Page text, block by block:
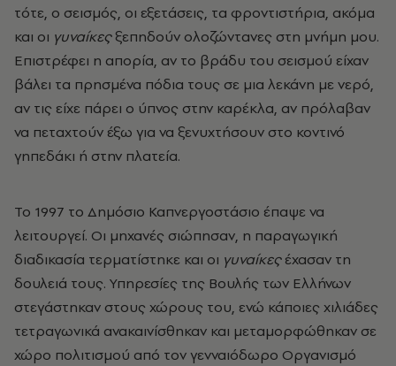
τότε, ο σεισμός, οι εξετάσεις, τα φροντιστήρια, ακόμα
και οι γυναίκεςξεπηδούν ολοζώντανες στη μνήμη μου.
Επιστρέφει η απορία, αν το βράδυ του σεισμού είχαν
βάλει τα πρησμένα πόδια τους σε μια λεκάνη με νερό,
αν τις είχε πάρει ο ύπνος στην καρέκλα, αν πρόλαβαν
να πεταχτούν έξω για να ξενυχτήσουν στο κοντινό
γηπεδάκι ή στην πλατεία.
Το 1997 το Δημόσιο Καπνεργοστάσιο έπαψε να
λειτουργεί. Οι μηχανές σιώπησαν, η παραγωγική
διαδικασία τερματίστηκε και οι γυναίκεςέχασαν τη
δουλειά τους. Υπηρεσίες της Βουλής των Ελλήνων
στεγάστηκαν στους χώρους του, ενώ κάποιες χιλιάδες
τετραγωνικά ανακαινίσθηκαν και μεταμορφώθηκαν σε
χώρο πολιτισμού από τον γενναιόδωρο Οργανισμό